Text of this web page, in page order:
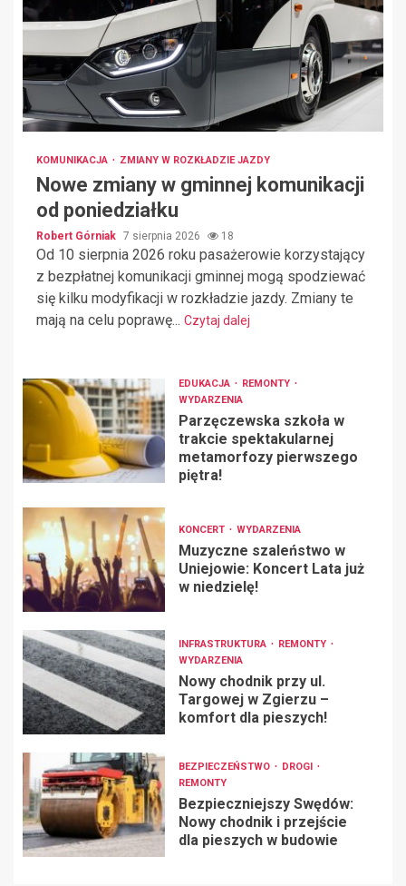
KOMUNIKACJA ZMIANY W ROZKŁADZIE JAZDY
Nowe zmiany w gminnej komunikacji
od poniedziałku
Robert Górniak 7 sierpnia 2026 18
Od 10 sierpnia 2026 roku pasażerowie korzystający
z bezpłatnej komunikacji gminnej mogą spodziewać
się kilku modyfikacji w rozkładzie jazdy. Zmiany te
mają na celu poprawę... Czytaj dalej
EDUKACJA
REMONTY
WYDARZENIA
Parzęczewska szkoła w
trakcie spektakularnej
metamorfozy pierwszego
piętra!
KONCERT WYDARZENIA
Muzyczne szaleństwo w
Uniejowie: Koncert Lata już
w niedzielę!
INFRASTRUKTURA
REMONTY
WYDARZENIA
Nowy chodnik przy ul.
Targowej w Zgierzu –
komfort dla pieszych!
BEZPIECZEŃSTWO
DROGI
REMONTY
Bezpieczniejszy Swędów:
Nowy chodnik i przejście
dla pieszych w budowie